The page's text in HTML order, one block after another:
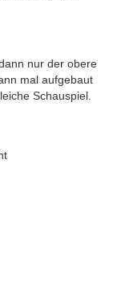
nur der obere
mal aufgebaut
Schauspiel.